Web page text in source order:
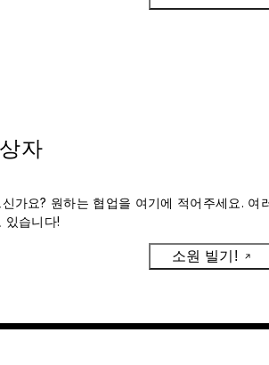
자
가요? 원하는 협업을 여기에 적어주세요. 여
있습니다!
소원 빌기!